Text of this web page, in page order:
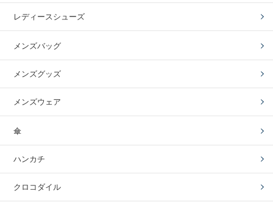
レディースシューズ
メンズバッグ
メンズグッズ
メンズウェア
傘
ハンカチ
クロコダイル